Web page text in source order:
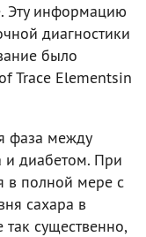
Эту информацию
диагностики
было
Trace Elementsin
фаза между
и диабетом. При
в полной мере с
сахара в
существенно,